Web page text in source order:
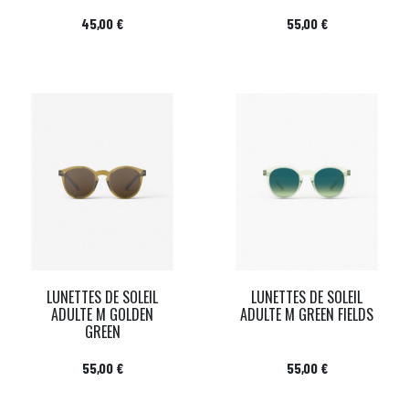
Prix
45,00 € Prix
55,00 €
LUNETTES DE SOLEIL
ADULTE M GOLDEN
GREEN
Prix
55,00 €
LUNETTES DE SOLEIL
ADULTE M GREEN FIELDS
Prix
55,00 €